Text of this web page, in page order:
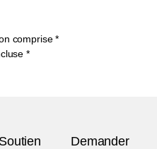
comprise *
*
Soutien
Demander